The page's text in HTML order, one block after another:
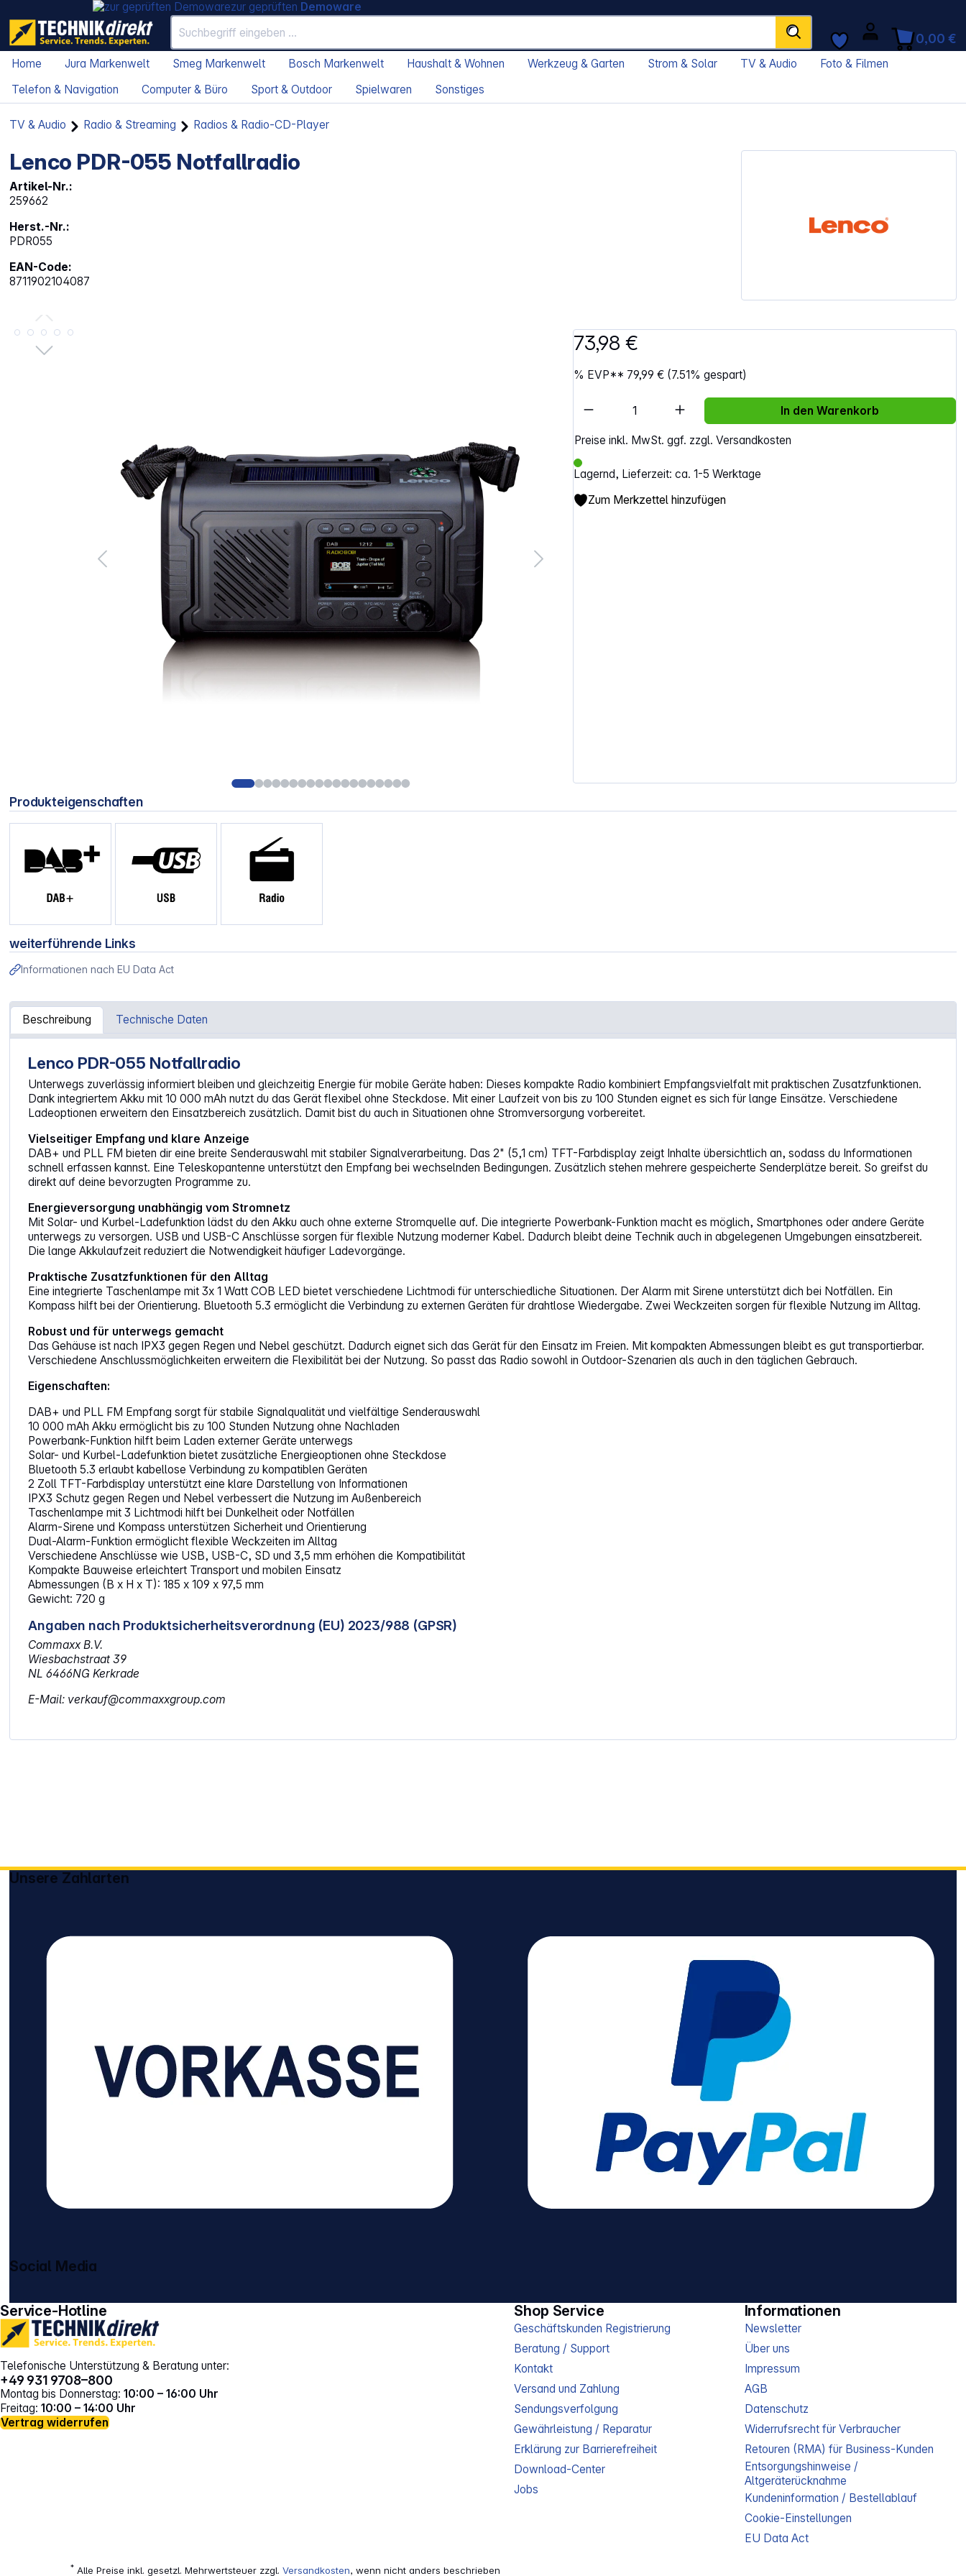
zur geprüften Demoware
0,00 €
Home Jura Markenwelt Smeg Markenwelt Bosch Markenwelt Haushalt & Wohnen Werkzeug & Garten Strom & Solar TV & Audio
Foto & Filmen
Telefon & Navigation
Computer & Büro Sport & Outdoor Spielwaren Sonstiges
TV & Audio Radio & Streaming Radios & Radio-CD-Player
Lenco PDR-055 Notfallradio
Artikel-Nr.:
259662
Herst.-Nr.:
PDR055
EAN-Code:
8711902104087
Bildergalerie überspringen 73,98 €
% EVP** 79,99 € (7.51% gespart)
Preise inkl. MwSt. ggf. zzgl. Versandkosten
Lagernd, Lieferzeit: ca. 1-5 Werktage
Artikel Anzahl: Gib den gewünschten Wert ein
In den Warenkorb
Zum Merkzettel hinzufügen
Produkteigenschaften
weiterführende Links
Informationen nach EU Data Act
Beschreibung Technische Daten
Artikelinformationen "Lenco PDR-055 Notfallradio"
Lenco PDR-055 Notfallradio
Unterwegs zuverlässig informiert bleiben und gleichzeitig Energie für mobile Geräte haben: Dieses kompakte Radio kombiniert Empfangsvielfalt mit praktischen Zusatzfunktionen.
Dank integriertem Akku mit 10 000 mAh nutzt du das Gerät flexibel ohne Steckdose. Mit einer Laufzeit von bis zu 100 Stunden eignet es sich für lange Einsätze. Verschiedene
Ladeoptionen erweitern den Einsatzbereich zusätzlich. Damit bist du auch in Situationen ohne Stromversorgung vorbereitet.
Vielseitiger Empfang und klare Anzeige
DAB+ und PLL FM bieten dir eine breite Senderauswahl mit stabiler Signalverarbeitung. Das 2" (5,1 cm) TFT-Farbdisplay zeigt Inhalte übersichtlich an, sodass du Informationen
schnell erfassen kannst. Eine Teleskopantenne unterstützt den Empfang bei wechselnden Bedingungen. Zusätzlich stehen mehrere gespeicherte Senderplätze bereit. So greifst du
direkt auf deine bevorzugten Programme zu.
Energieversorgung unabhängig vom Stromnetz
Mit Solar- und Kurbel-Ladefunktion lädst du den Akku auch ohne externe Stromquelle auf. Die integrierte Powerbank-Funktion macht es möglich, Smartphones oder andere Geräte
unterwegs zu versorgen. USB und USB-C Anschlüsse sorgen für flexible Nutzung moderner Kabel. Dadurch bleibt deine Technik auch in abgelegenen Umgebungen einsatzbereit.
Die lange Akkulaufzeit reduziert die Notwendigkeit häufiger Ladevorgänge.
Praktische Zusatzfunktionen für den Alltag
Eine integrierte Taschenlampe mit 3x 1 Watt COB LED bietet verschiedene Lichtmodi für unterschiedliche Situationen. Der Alarm mit Sirene unterstützt dich bei Notfällen. Ein
Kompass hilft bei der Orientierung. Bluetooth 5.3 ermöglicht die Verbindung zu externen Geräten für drahtlose Wiedergabe. Zwei Weckzeiten sorgen für flexible Nutzung im Alltag.
Robust und für unterwegs gemacht
Das Gehäuse ist nach IPX3 gegen Regen und Nebel geschützt. Dadurch eignet sich das Gerät für den Einsatz im Freien. Mit kompakten Abmessungen bleibt es gut transportierbar.
Verschiedene Anschlussmöglichkeiten erweitern die Flexibilität bei der Nutzung. So passt das Radio sowohl in Outdoor-Szenarien als auch in den täglichen Gebrauch.
Eigenschaften:
DAB+ und PLL FM Empfang sorgt für stabile Signalqualität und vielfältige Senderauswahl
10 000 mAh Akku ermöglicht bis zu 100 Stunden Nutzung ohne Nachladen
Powerbank-Funktion hilft beim Laden externer Geräte unterwegs
Solar- und Kurbel-Ladefunktion bietet zusätzliche Energieoptionen ohne Steckdose
Bluetooth 5.3 erlaubt kabellose Verbindung zu kompatiblen Geräten
2 Zoll TFT-Farbdisplay unterstützt eine klare Darstellung von Informationen
IPX3 Schutz gegen Regen und Nebel verbessert die Nutzung im Außenbereich
Taschenlampe mit 3 Lichtmodi hilft bei Dunkelheit oder Notfällen
Alarm-Sirene und Kompass unterstützen Sicherheit und Orientierung
Dual-Alarm-Funktion ermöglicht flexible Weckzeiten im Alltag
Verschiedene Anschlüsse wie USB, USB-C, SD und 3,5 mm erhöhen die Kompatibilität
Kompakte Bauweise erleichtert Transport und mobilen Einsatz
Abmessungen (B x H x T): 185 x 109 x 97,5 mm
Gewicht: 720 g
Angaben nach Produktsicherheitsverordnung (EU) 2023/988 (GPSR)
Commaxx B.V.
Wiesbachstraat 39
NL 6466NG Kerkrade
E-Mail: verkauf@commaxxgroup.com
Service-Hotline
Telefonische Unterstützung & Beratung unter:
+49 931 9708–800
Montag bis Donnerstag: 10:00 – 16:00 Uhr
Freitag: 10:00 – 14:00 Uhr
Vertrag widerrufen
Shop Service
Geschäftskunden Registrierung
Beratung / Support
Kontakt
Versand und Zahlung
Sendungsverfolgung
Gewährleistung / Reparatur
Erklärung zur Barrierefreiheit
Download-Center
Jobs
Informationen
Newsletter
Über uns
Impressum
AGB
Datenschutz
Widerrufsrecht für Verbraucher
Retouren (RMA) für Business-Kunden
Entsorgungshinweise /
Altgeräterücknahme
Kundeninformation / Bestellablauf
Cookie-Einstellungen
EU Data Act
Unsere Zahlarten
Social Media
* Alle Preise inkl. gesetzl. Mehrwertsteuer zzgl.Versandkosten, wenn nicht anders beschrieben